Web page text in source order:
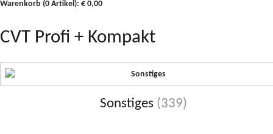
Warenkorb (0 Artikel): € 0,00
CVT Profi + Kompakt
Sonstiges (339)